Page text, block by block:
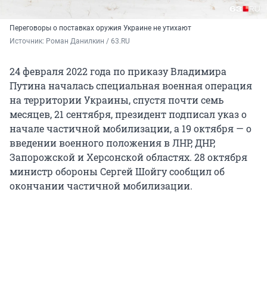
Переговоры о поставках оружия Украине не утихают
Источник: Роман Данилкин / 63.RU
24 февраля 2022 года по приказу Владимира
Путина началась специальная военная операция
на территории Украины, спустя почти семь
месяцев, 21 сентября, президент подписал указ о
начале частичной мобилизации, а 19 октября — о
введении военного положения в ЛНР, ДНР,
Запорожской и Херсонской областях. 28 октября
министр обороны Сергей Шойгу сообщил об
окончании частичной мобилизации.